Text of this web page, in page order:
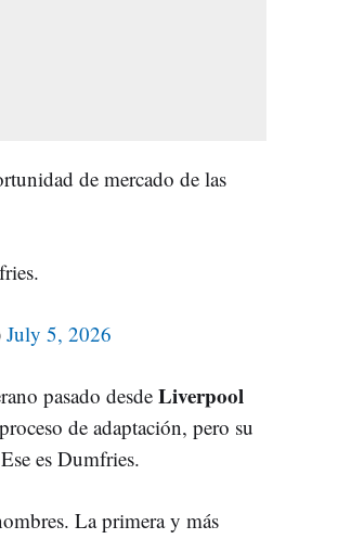
de mercado de las
July 5, 2026
pasado desdeLiverpool
de adaptación, pero su
es Dumfries.
La primera y más